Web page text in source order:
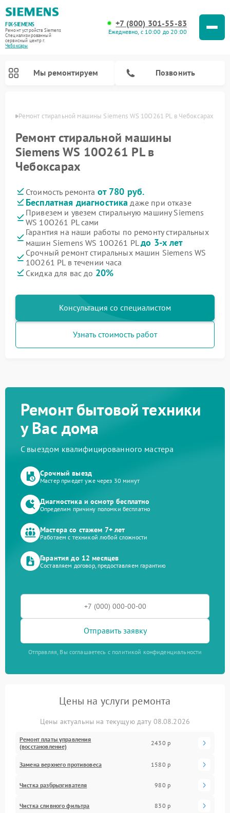
FIX-SIEMENS
Ремонт устройств Siemens
Специализированный
cервисный центр г.
Чебоксары
+7 (800) 301-55-83
Ежедневно, с 10:00 до 20:00
Мы ремонтируем Позвонить
Ремонт стиральной машины Siemens WS 10O261 PL в Чебоксарах
Ремонт стиральной машины
Siemens WS 10O261 PL в
Чебоксарах
Стоимость ремонта от 780 руб.
Бесплатная диагностика даже при отказе
Привезем и увезем стиральную машину Siemens
WS 10O261 PL сами
Гарантия на наши работы по ремонту стиральных
машин Siemens WS 10O261 PLдо 3-х лет
Срочный ремонт стиральных машин Siemens WS
10O261 PL в течении часа
Скидка для вас до 20%
Консультация со специалистом
Узнать стоимость работ
Ремонт бытовой техники
у Вас дома
С выездом квалифицированного мастера
Срочный выезд
Мастер приедет уже через 30 минут
Диагностика и осмотр бесплатно
Определим причину поломки бесплатно
Мастера со стажем 7+ лет
Работаем с техникой любой сложности
Гарантия до 12 месяцев
Составляем договор, предоставляем гарантию
Отправить заявку
Отправляя, Вы соглашаетесь с политикой конфиденциальности
Цены на услуги ремонта
Цены актуальны на текущую дату 08.08.2026
Ремонт платы управления
(восстановление)
2430 р
Замена верхнего противовеса 1580 р
Чистка разбрызгивателя 980 р
Чистка сливного фильтра 830 р